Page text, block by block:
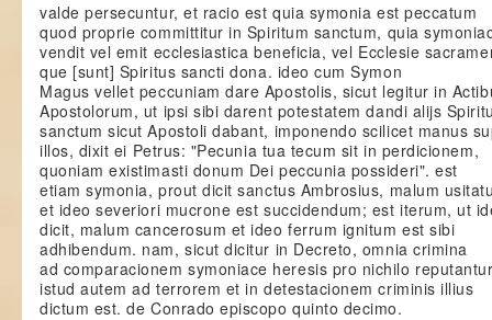
valde persecuntur, et racio est quia symonia est peccatum
quod proprie committitur in Spiritum sanctum, quia
vendit vel emit ecclesiastica beneficia, vel Ecclesie
que [sunt] Spiritus sancti dona. ideo cum Symon
Magus vellet peccuniam dare Apostolis, sicut legitur in
Apostolorum, ut ipsi sibi darent potestatem dandi alijs
sanctum sicut Apostoli dabant, imponendo scilicet manus
illos, dixit ei Petrus: "Pecunia tua tecum sit in perdicionem,
quoniam existimasti donum Dei peccunia possideri". est
etiam symonia, prout dicit sanctus Ambrosius, malum
et ideo severiori mucrone est succidendum; est iterum, ut
dicit, malum cancerosum et ideo ferrum ignitum est sibi
adhibendum. nam, sicut dicitur in Decreto, omnia crimina
ad comparacionem symoniace heresis pro nichilo
istud autem ad terrorem et in detestacionem criminis illius
dictum est. de Conrado episcopo quinto decimo.